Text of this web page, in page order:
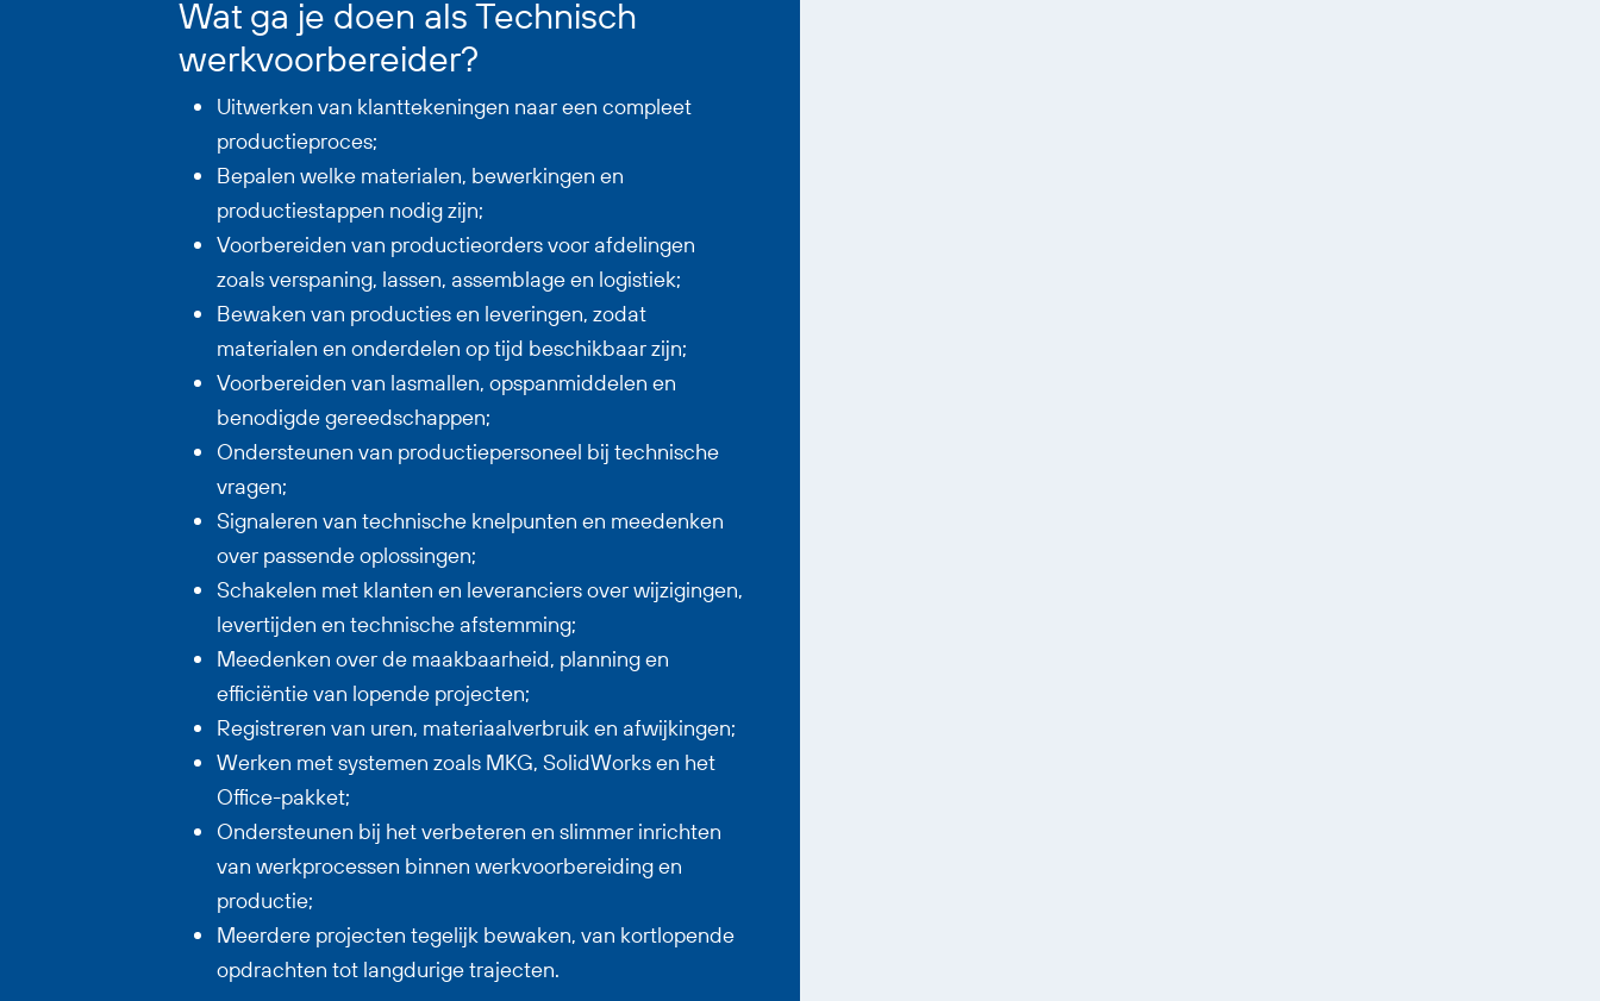
Wat ga je doen als Technisch
werkvoorbereider?
Uitwerken van klanttekeningen naar een compleet
productieproces;
Bepalen welke materialen, bewerkingen en
productiestappen nodig zijn;
Voorbereiden van productieorders voor afdelingen
zoals verspaning, lassen, assemblage en logistiek;
Bewaken van producties en leveringen, zodat
materialen en onderdelen op tijd beschikbaar zijn;
Voorbereiden van lasmallen, opspanmiddelen en
benodigde gereedschappen;
Ondersteunen van productiepersoneel bij technische
vragen;
Signaleren van technische knelpunten en meedenken
over passende oplossingen;
Schakelen met klanten en leveranciers over wijzigingen,
levertijden en technische afstemming;
Meedenken over de maakbaarheid, planning en
efficiëntie van lopende projecten;
Registreren van uren, materiaalverbruik en afwijkingen;
Werken met systemen zoals MKG, SolidWorks en het
Office-pakket;
Ondersteunen bij het verbeteren en slimmer inrichten
van werkprocessen binnen werkvoorbereiding en
productie;
Meerdere projecten tegelijk bewaken, van kortlopende
opdrachten tot langdurige trajecten.